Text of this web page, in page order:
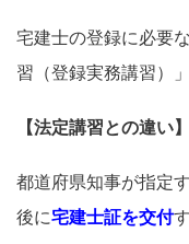
宅建士の登録に必要
習（登録実務講習）」
【法定講習との違い】
都道府県知事が指定
後に宅建士証を交付